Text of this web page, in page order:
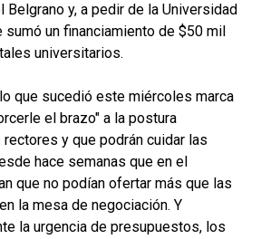
Belgrano y, a pedir de la Universidad
un financiamiento de $50 mil
universitarios.
que sucedió este miércoles marca
el brazo" a la postura
y que podrán cuidar las
hace semanas que en el
que no podían ofertar más que las
la mesa de negociación. Y
la urgencia de presupuestos, los